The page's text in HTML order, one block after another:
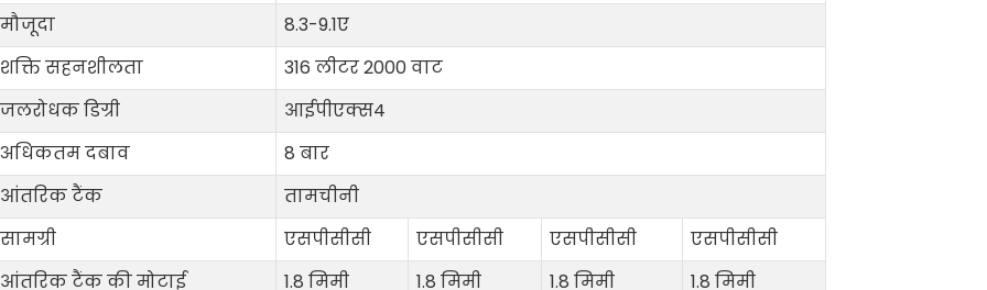
मौजूदा
8.3-9.1ए
शक्ति सहनशीलता
316 लीटर 2000 वाट
जलरोधक डिग्री
आईपीएक्स4
अधिकतम दबाव
8 बार
आंतरिक टैंक
तामचीनी
सामग्री
एसपीसीसी एसपीसीसी एसपीसीसी
एसपीसीसी
आंतरिक टैंक की मोटाई
1.8 मिमी 1.8 मिमी 1.8 मिमी
1.8 मिमी